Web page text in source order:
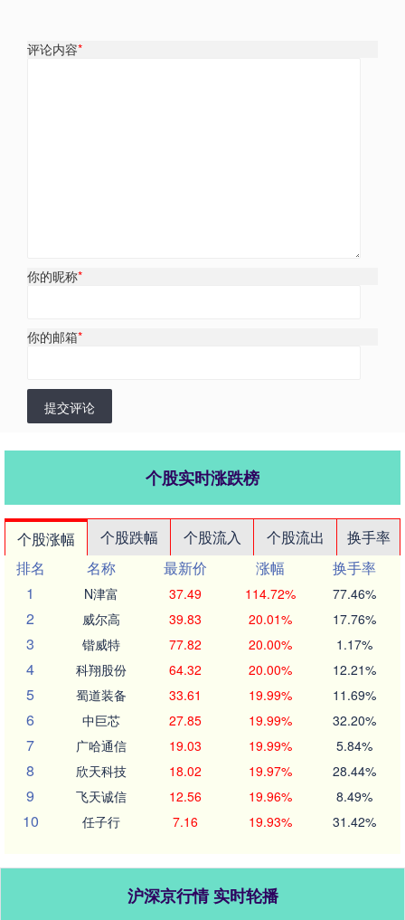
评论内容*
你的昵称*
你的邮箱*
提交评论
个股实时涨跌榜
个股涨幅 个股跌幅 个股流入 个股流出
换手率
排名
名称 最新价 涨幅
换手率
1
N津富 37.49 114.72% 77.46%
2 威尔高 39.83 20.01% 17.76%
3 锴威特 77.82 20.00% 1.17%
4 科翔股份 64.32 20.00% 12.21%
5 蜀道装备 33.61 19.99% 11.69%
6 中巨芯 27.85 19.99% 32.20%
7 广哈通信 19.03 19.99% 5.84%
8 欣天科技 18.02 19.97% 28.44%
9 飞天诚信 12.56 19.96% 8.49%
10 任子行 7.16 19.93% 31.42%
沪深京行情 实时轮播